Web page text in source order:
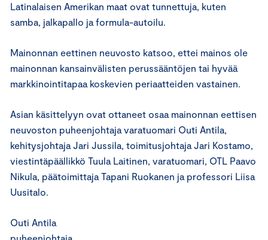
Latinalaisen Amerikan maat ovat tunnettuja, kuten
samba, jalkapallo ja formula-autoilu.
Mainonnan eettinen neuvosto katsoo, ettei mainos ole
mainonnan kansainvälisten perussääntöjen tai hyvää
markkinointitapaa koskevien periaatteiden vastainen.
Asian käsittelyyn ovat ottaneet osaa mainonnan eettisen
neuvoston puheenjohtaja varatuomari Outi Antila,
kehitysjohtaja Jari Jussila, toimitusjohtaja Jari Kostamo,
viestintäpäällikkö Tuula Laitinen, varatuomari, OTL Paavo
Nikula, päätoimittaja Tapani Ruokanen ja professori Liisa
Uusitalo.
Outi Antila